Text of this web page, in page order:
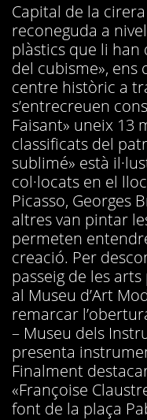
Capital de la
reconeguda a
plàstics que li han
del cubisme», ens
centre històric a
s’entrecreuen
Faisant» uneix 13
classificats del
sublimé» està
col·locats en el
Picasso, Georges
altres van pintar
permeten
creació. Per
passeig de les
al Museu d’Art
remarcar
– Museu dels
presenta
Finalment
«Françoise
font de la plaça